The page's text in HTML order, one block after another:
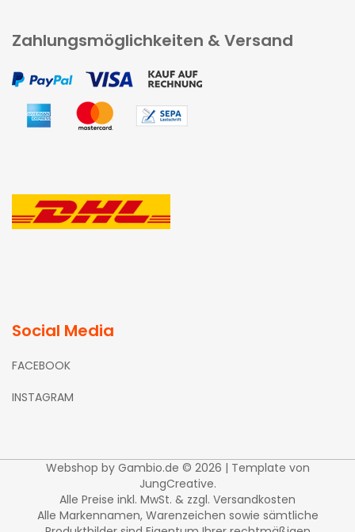
Zahlungsmöglichkeiten & Versand
Social Media
FACEBOOK
INSTAGRAM
Webshop by Gambio.de © 2026 | Template von
JungCreative.
Alle Preise inkl. MwSt. & zzgl. Versandkosten
Alle Markennamen, Warenzeichen sowie sämtliche